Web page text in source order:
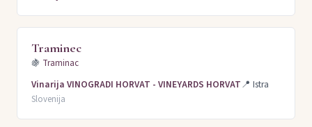
Traminec
🍇 Traminac
Vinarija VINOGRADI HORVAT - VINEYARDS HORVAT📍 Istra
Slovenija